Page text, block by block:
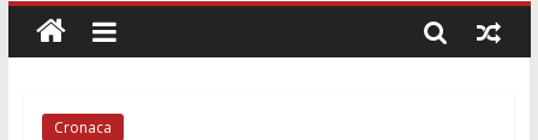
un’opera
Cronaca